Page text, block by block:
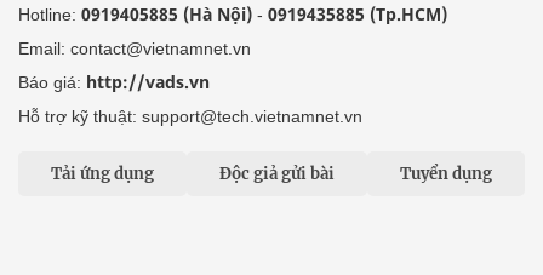
Hotline: 0919405885 (Hà Nội) - 0919435885 (Tp.HCM)
Email: contact@vietnamnet.vn
Báo giá: http://vads.vn
Hỗ trợ kỹ thuật: support@tech.vietnamnet.vn
Tải ứng dụng Độc giả gửi bài Tuyển dụng